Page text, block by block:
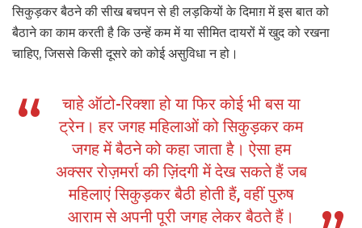
सिकुड़कर बैठने की सीख बचपन से ही लड़कियों के दिमाग़ में इस बात को
बैठाने का काम करती है कि उन्हें कम में या सीमित दायरों में खुद को रखना
चाहिए, जिससे किसी दूसरे को कोई असुविधा न हो।
चाहे ऑटो-रिक्शा हो या फिर कोई भी बस या
ट्रेन। हर जगह महिलाओं को सिकुड़कर कम
जगह में बैठने को कहा जाता है। ऐसा हम
अक्सर रोज़मर्रा की ज़िंदगी में देख सकते हैं जब
महिलाएं सिकुड़कर बैठी होती हैं, वहीं पुरुष
आराम से अपनी पूरी जगह लेकर बैठते हैं।